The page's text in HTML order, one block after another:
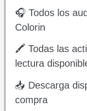
🎧 Todos los
Colorin
🖍️ Todas las
lectura
📥 Descarga
compra